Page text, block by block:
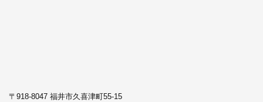
〒918-8047 福井市久喜津町55-15